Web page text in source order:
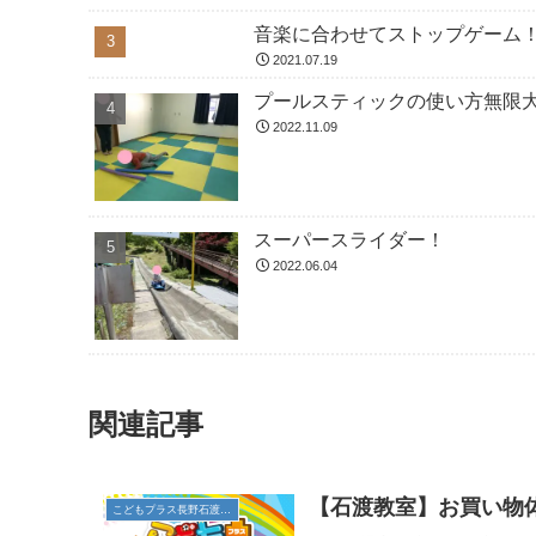
音楽に合わせてストップゲーム！
2021.07.19
プールスティックの使い方無限
2022.11.09
スーパースライダー！
2022.06.04
関連記事
【石渡教室】お買い物